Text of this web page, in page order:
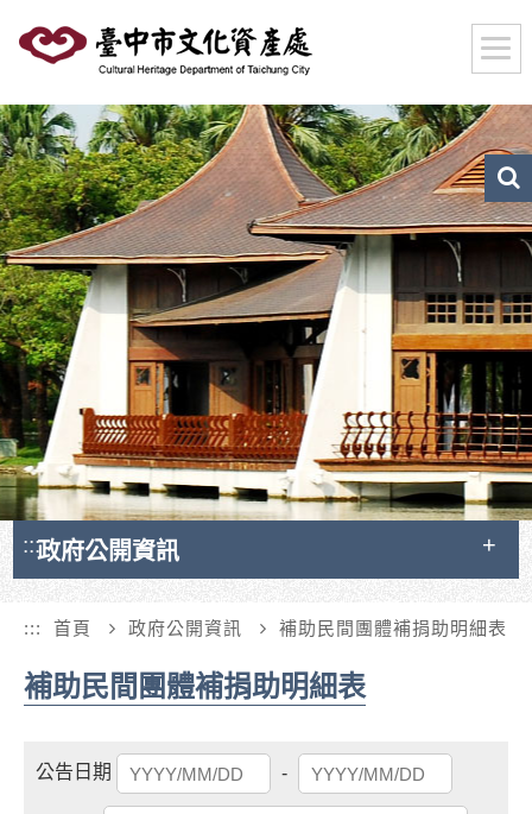
要
內
容
區
塊
:::政府公開資訊
::: 首頁 政府公開資訊 補助民間團體補捐助明細表
補助民間團體補捐助明細表
公告日期
起
始
-
結
束
文
化
資
搜
尋